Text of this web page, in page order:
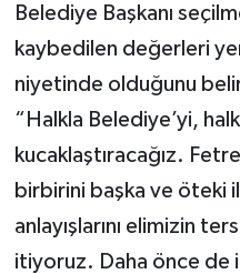
Belediye Başkanı
kaybedilen değerleri
niyetinde olduğunu
“Halkla Belediye’yi,
kucaklaştıracağız.
birbirini başka ve öteki
anlayışlarını elimizin
itiyoruz. Daha önce de